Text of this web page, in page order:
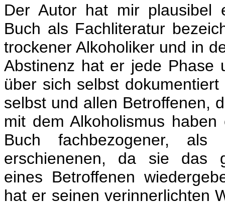
Der Autor hat mir plausibel
Buch als Fachliteratur
trockener Alkoholiker und in
Abstinenz hat er jede Phase
über sich selbst
selbst und allen Betroffenen,
mit dem Alkoholismus
Buch fachbezogener,
erschienenen, da sie das
eines Betroffenen
hat er seinen verinnerlichten